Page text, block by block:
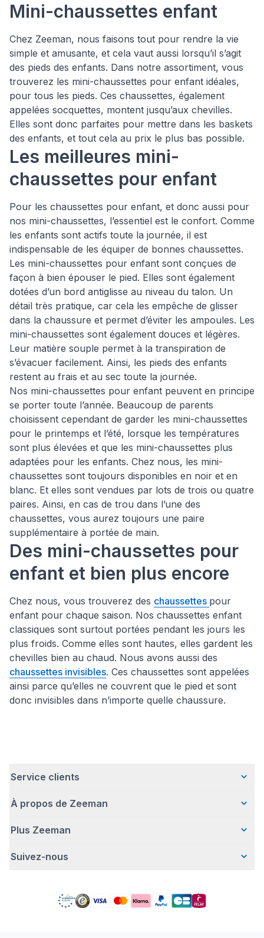
Mini-chaussettes enfant
Chez Zeeman, nous faisons tout pour rendre la vie
simple et amusante, et cela vaut aussi lorsqu’il s’agit
des pieds des enfants. Dans notre assortiment, vous
trouverez les mini-chaussettes pour enfant idéales,
pour tous les pieds. Ces chaussettes, également
appelées socquettes, montent jusqu’aux chevilles.
Elles sont donc parfaites pour mettre dans les baskets
des enfants, et tout cela au prix le plus bas possible.
Les meilleures mini-
chaussettes pour enfant
Pour les chaussettes pour enfant, et donc aussi pour
nos mini-chaussettes, l’essentiel est le confort. Comme
les enfants sont actifs toute la journée, il est
indispensable de les équiper de bonnes chaussettes.
Les mini-chaussettes pour enfant sont conçues de
façon à bien épouser le pied. Elles sont également
dotées d’un bord antiglisse au niveau du talon. Un
détail très pratique, car cela les empêche de glisser
dans la chaussure et permet d’éviter les ampoules. Les
mini-chaussettes sont également douces et légères.
Leur matière souple permet à la transpiration de
s’évacuer facilement. Ainsi, les pieds des enfants
restent au frais et au sec toute la journée.
Nos mini-chaussettes pour enfant peuvent en principe
se porter toute l’année. Beaucoup de parents
choisissent cependant de garder les mini-chaussettes
pour le printemps et l’été, lorsque les températures
sont plus élevées et que les mini-chaussettes plus
adaptées pour les enfants. Chez nous, les mini-
chaussettes sont toujours disponibles en noir et en
blanc. Et elles sont vendues par lots de trois ou quatre
paires. Ainsi, en cas de trou dans l’une des
chaussettes, vous aurez toujours une paire
supplémentaire à portée de main.
Des mini-chaussettes pour
enfant et bien plus encore
Chez nous, vous trouverez des chaussettes pour
enfant pour chaque saison. Nos chaussettes enfant
classiques sont surtout portées pendant les jours les
plus froids. Comme elles sont hautes, elles gardent les
chevilles bien au chaud. Nous avons aussi des
chaussettes invisibles. Ces chaussettes sont appelées
ainsi parce qu’elles ne couvrent que le pied et sont
donc invisibles dans n’importe quelle chaussure.
Service clients
Questions fréquentes
Livraison
Retour d'articles
Magasins Zeeman
À propos de Zeeman
Qui sommes-nous ?
Une entreprise responsable
Rapport annuel RSE
Plus Zeeman
Communiqué de presse
Offre body gratuit
Suivez-nous